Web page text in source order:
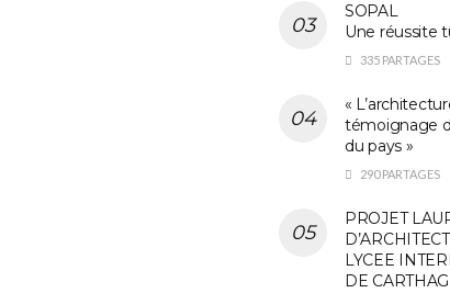
SOPAL
Une réussite
335 PARTAGES
«
témoignage
du pays »
290 PARTAGES
PROJET
LYCEE
DE